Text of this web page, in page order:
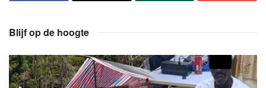
Blijf op de hoogte